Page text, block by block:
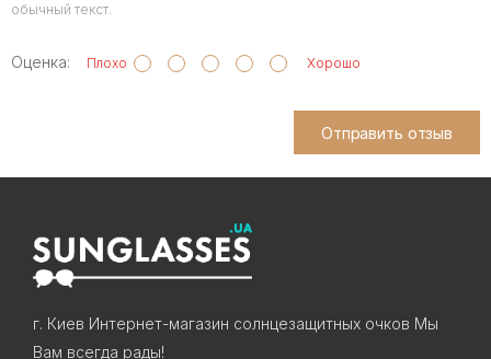
обычный текст.
Оценка: Плохо Хорошо
Отправить отзыв
г. Киев Интернет-магазин солнцезащитных очков Мы
Вам всегда рады!